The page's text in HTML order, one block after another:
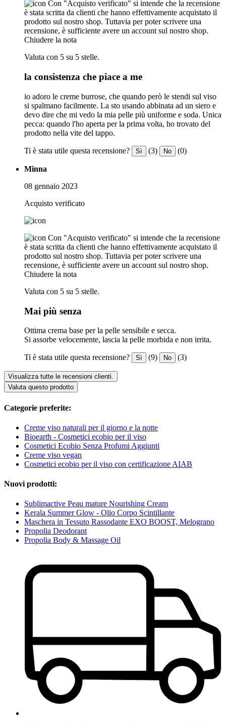
Con "Acquisto verificato" si intende che la recensione
è stata scritta da clienti che hanno effettivamente acquistato il
prodotto sul nostro shop. Tuttavia per poter scrivere una
recensione, è sufficiente avere un account sul nostro shop.
Chiudere la nota
Valuta con 5 su 5 stelle.
la consistenza che piace a me
io adoro le creme burrose, che quando però le stendi sul viso
si spalmano facilmente. La sto usando abbinata ad un siero e
devo dire che mi vedo la mia pelle più uniforme e soda. Unica
pecca: quando l'ho aperta per la prima volta, ho trovato del
prodotto nella vite del tappo.
Ti è stata utile questa recensione? Sì (3) No (0)
Minna
08 gennaio 2023
Acquisto verificato
Con "Acquisto verificato" si intende che la recensione
è stata scritta da clienti che hanno effettivamente acquistato il
prodotto sul nostro shop. Tuttavia per poter scrivere una
recensione, è sufficiente avere un account sul nostro shop.
Chiudere la nota
Valuta con 5 su 5 stelle.
Mai più senza
Ottima crema base per la pelle sensibile e secca.
Si assorbe velocemente, lascia la pelle morbida e non irrita.
Ti è stata utile questa recensione? Sì (9) No (3)
Visualizza tutte le recensioni clienti.
Valuta questo prodotto
Categorie preferite:
Creme viso naturali per il giorno e la notte
Bioearth - Cosmetici ecobio per il viso
Cosmetici Ecobio Senza Profumi Aggiunti
Creme viso vegan
Cosmetici ecobio per il viso con certificazione AIAB
Nuovi prodotti:
Sublimactive Peau mature Nourishing Cream
Kerala Summer Glow - Olio Corpo Scintillante
Maschera in Tessuto Rassodante EXO BOOST, Melograno
Propolia Deodorant
Propolia Body & Massage Oil